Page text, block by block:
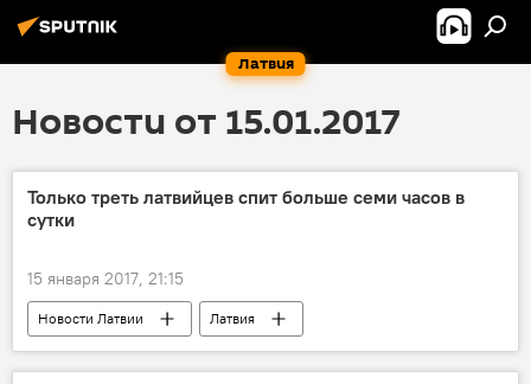
Латвия
Новости от 15.01.2017
Только треть латвийцев спит больше семи часов в
сутки
15 января 2017, 21:15
Новости Латвии
Латвия
BENU Aptieka
опрос бессоница